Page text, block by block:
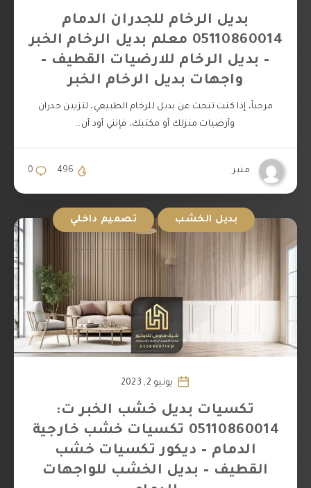
بديل الرخام للجدران الدمام
05110860014 معلم بديل الرخام الخبر
– بديل الرخام للارضيات القطيف –
واجهات بديل الرخام الخبر
مرحباً، إذا كنت تبحث عن بديل للرخام الطبيعي، لتزيين جدران
وأرضيات منزلك أو مكتبك، فإنني أود أن…
منير 0 496
بديل الخشب تصميم داخلي
يونيو 2, 2023
تكسيات بديل خشب الخبر ت:
05110860014 تكسيات خشب خارجية
الدمام – ديكور تكسيات خشب
القطيف – بديل الخشب للواجهات